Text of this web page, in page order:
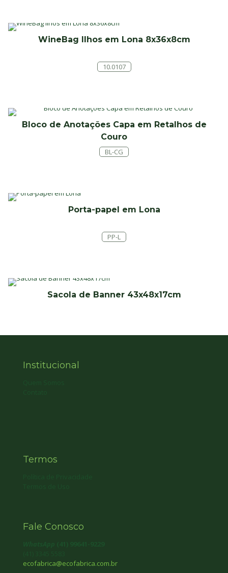
WineBag Ilhos em Lona 8x36x8cm
10.0107
Bloco de Anotações Capa em Retalhos de
Couro
BL-CG
Porta-papel em Lona
PP-L
Sacola de Banner 43x48x17cm
Institucional
Termos
Fale Conosco
ecofabrica@ecofabrica.com.br